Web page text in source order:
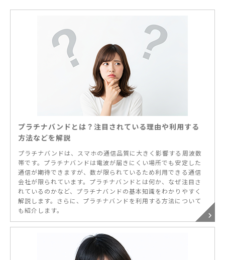
プラチナバンドとは？注目されている理由や利用する
方法などを解説
プラチナバンドは、スマホの通信品質に大きく影響する周波数
帯です。プラチナバンドは電波が届きにくい場所でも安定した
通信が期待できますが、数が限られているため利用できる通信
会社が限られています。プラチナバンドとは何か、なぜ注目さ
れているのかなど、プラチナバンドの基本知識をわかりやすく
解説します。さらに、プラチナバンドを利用する方法について
も紹介します。